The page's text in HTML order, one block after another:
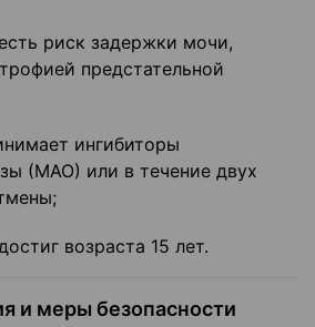
риск задержки мочи,
предстательной
ингибиторы
(МАО) или в течение двух
возраста 15 лет.
и меры безопасности